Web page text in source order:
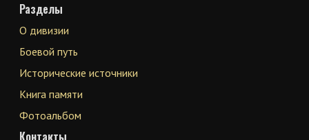
Разделы
О дивизии
Боевой путь
Исторические источники
Книга памяти
Фотоальбом
Контакты